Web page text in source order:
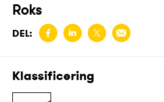
Roks
DEL:
Klassificering